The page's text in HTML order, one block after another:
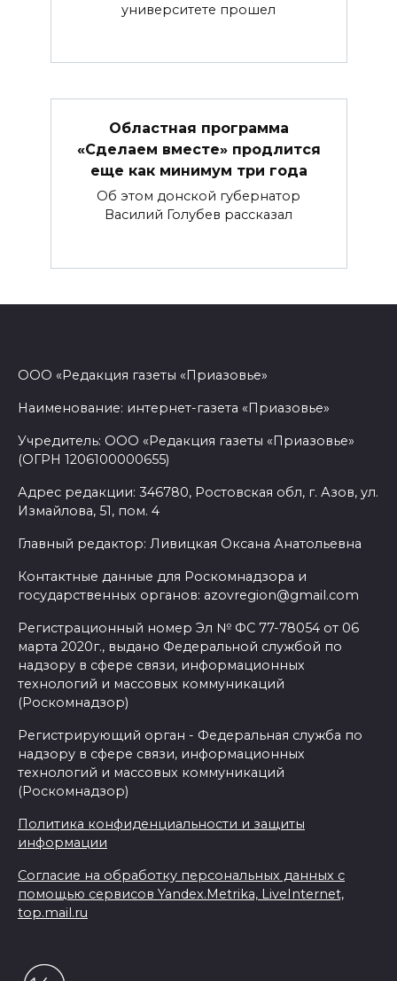
университете прошел
Областная программа
«Сделаем вместе» продлится
еще как минимум три года
Об этом донской губернатор
Василий Голубев рассказал
ООО «Редакция газеты «Приазовье»
Наименование: интернет-газета «Приазовье»
Учредитель: ООО «Редакция газеты «Приазовье»
(ОГРН 1206100000655)
Адрес редакции: 346780, Ростовская обл, г. Азов, ул.
Измайлова, 51, пом. 4
Главный редактор: Ливицкая Оксана Анатольевна
Контактные данные для Роскомнадзора и
государственных органов: azovregion@gmail.com
Регистрационный номер Эл № ФС 77-78054 от 06
марта 2020г., выдано Федеральной службой по
надзору в сфере связи, информационных
технологий и массовых коммуникаций
(Роскомнадзор)
Регистрирующий орган - Федеральная служба по
надзору в сфере связи, информационных
технологий и массовых коммуникаций
(Роскомнадзор)
Политика конфиденциальности и защиты
информации
Согласие на обработку персональных данных с
помощью сервисов Yandex.Metrika, LiveInternet,
top.mail.ru